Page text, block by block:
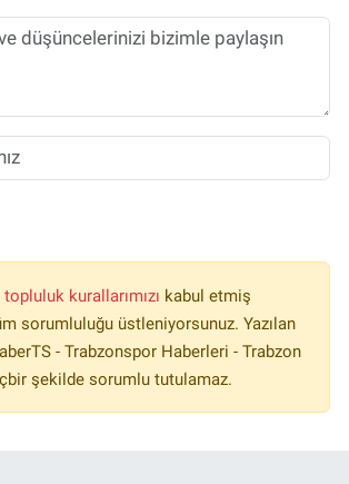
topluluk kurallarımızı kabul etmiş
sorumluluğu üstleniyorsunuz. Yazılan
- Trabzonspor Haberleri - Trabzon
şekilde sorumlu tutulamaz.